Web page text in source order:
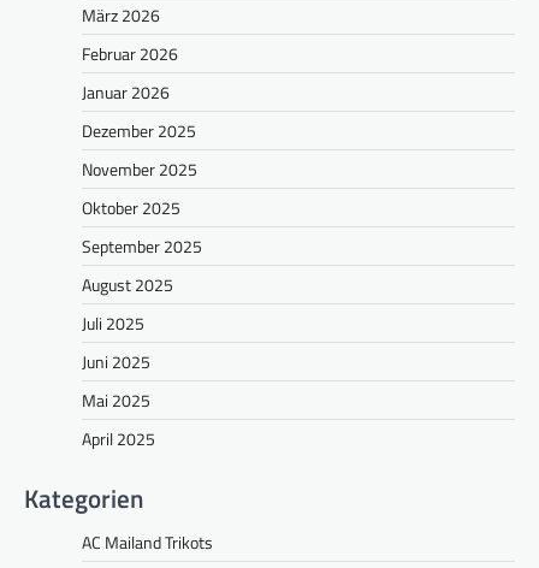
März 2026
Februar 2026
Januar 2026
Dezember 2025
November 2025
Oktober 2025
September 2025
August 2025
Juli 2025
Juni 2025
Mai 2025
April 2025
Kategorien
AC Mailand Trikots